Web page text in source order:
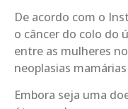
De acordo com o
o câncer do colo do
entre as mulheres
neoplasias
Embora seja uma